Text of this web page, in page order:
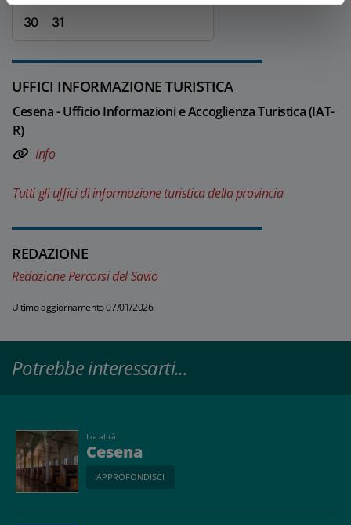
30
31
UFFICI INFORMAZIONE TURISTICA
Cesena - Ufficio Informazioni e Accoglienza Turistica (IAT-
R)
Info
Tutti gli uffici di informazione turistica della provincia
REDAZIONE
Redazione Percorsi del Savio
Ultimo aggiornamento 07/01/2026
Potrebbe interessarti...
Località
Cesena
APPROFONDISCI